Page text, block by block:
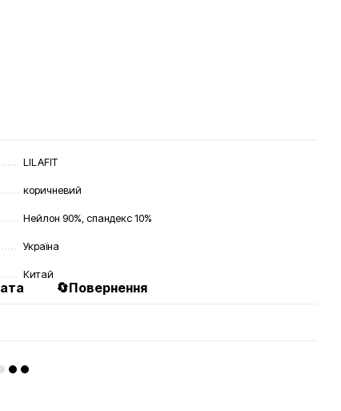
LILAFIT
коричневий
Нейлон 90%, спандекс 10%
Україна
Китай
🔄Повернення